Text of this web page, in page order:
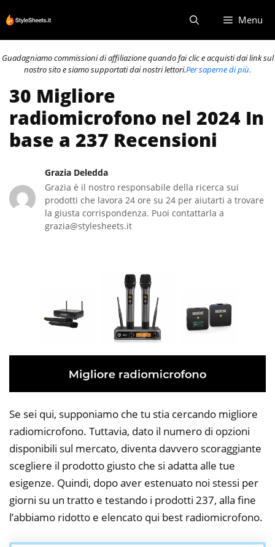
al
contenuto
Menu
Guadagniamo commissioni di affiliazione quando fai clic e acquisti dai link sul
nostro sito e siamo supportati dai nostri lettori.Per saperne di più.
30 Migliore
radiomicrofono nel 2024 In
base a 237 Recensioni
Grazia Deledda
Grazia è il nostro responsabile della ricerca sui
prodotti che lavora 24 ore su 24 per aiutarti a trovare
la giusta corrispondenza. Puoi contattarla a
grazia@stylesheets.it
Se sei qui, supponiamo che tu stia cercando migliore
radiomicrofono. Tuttavia, dato il numero di opzioni
disponibili sul mercato, diventa davvero scoraggiante
scegliere il prodotto giusto che si adatta alle tue
esigenze. Quindi, dopo aver estenuato noi stessi per
giorni su un tratto e testando i prodotti 237, alla fine
l’abbiamo ridotto e elencato qui best radiomicrofono.